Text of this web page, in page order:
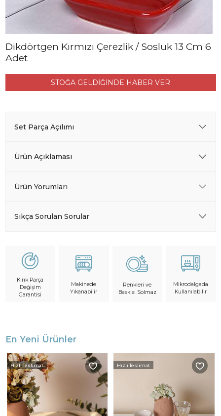
Dikdörtgen Kırmızı Çerezlik / Sosluk 13 Cm 6
Adet
STOĞA GELDİĞİNDE HABER VER
Set Parça Açılımı
Ürün Açıklaması
Ürün Yorumları
Sıkça Sorulan Sorular
Kırık Parça
Değişim
Garantisi
Makinede
Yıkanabilir
Renkleri ve
Baskısı Solmaz
Mikrodalgada
Kullanılabilir
En Yeni Ürünler
Hızlı Teslimat Hızlı Teslimat